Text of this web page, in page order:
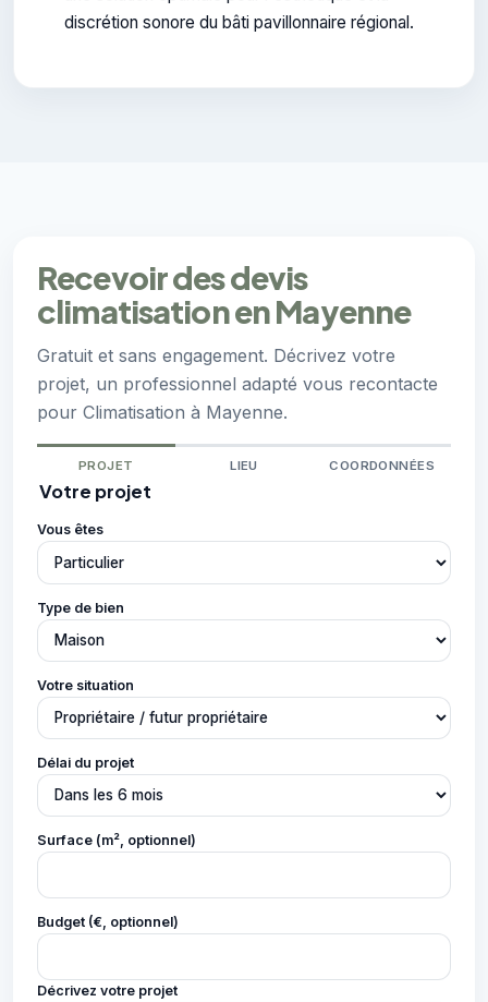
discrétion sonore du bâti pavillonnaire régional.
Recevoir des devis
climatisation en Mayenne
Gratuit et sans engagement. Décrivez votre
projet, un professionnel adapté vous recontacte
pour Climatisation à Mayenne.
PROJET LIEU COORDONNÉES
Votre projet
Vous êtes
Type de bien
Votre situation
Délai du projet
Surface (m², optionnel)
Budget (€, optionnel)
Décrivez votre projet